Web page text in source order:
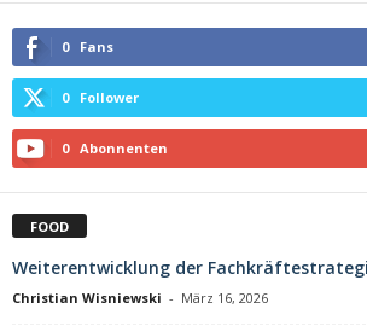
0 Fans
0 Follower
0 Abonnenten
FOOD
Weiterentwicklung der
Christian Wisniewski - März 16, 2026